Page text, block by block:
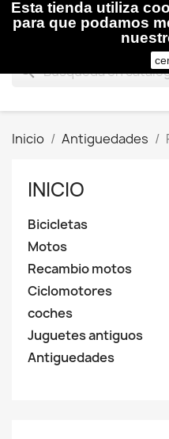

search
Inicio Antiguedades
INICIO
Bicicletas
Motos
Recambio motos
Ciclomotores
coches
Juguetes antiguos
Antiguedades
Esta tienda utiliza
para que podamos